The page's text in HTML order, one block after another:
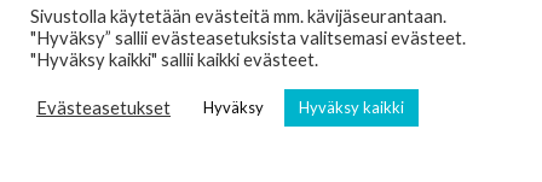
Vapaa-ajan kalastus Suomessa
Tilaa uutiskirje
Sivustolla käytetään evästeitä mm. kävijäseurantaan.
"Hyväksy” sallii evästeasetuksista valitsemasi evästeet.
"Hyväksy kaikki" sallii kaikki evästeet.
Evästeasetukset Hyväksy Hyväksy kaikki